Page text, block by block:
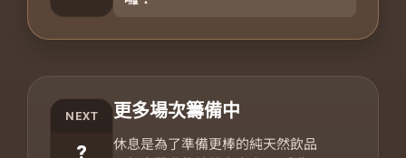
NEXT
?
更多場次籌備中
休息是為了準備更棒的純天然飲品